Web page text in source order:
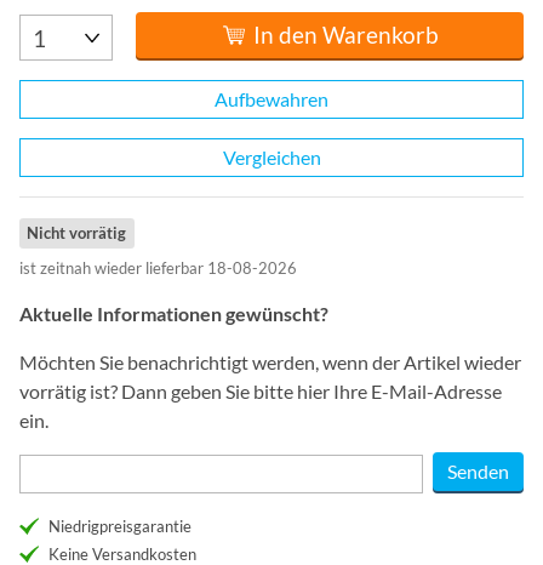
In den Warenkorb
Aufbewahren
Vergleichen
Nicht vorrätig
ist zeitnah wieder lieferbar 18-08-2026
Aktuelle Informationen gewünscht?
Möchten Sie benachrichtigt werden, wenn der Artikel wieder
vorrätig ist? Dann geben Sie bitte hier Ihre E-Mail-Adresse
ein.
Niedrigpreisgarantie
Keine Versandkosten